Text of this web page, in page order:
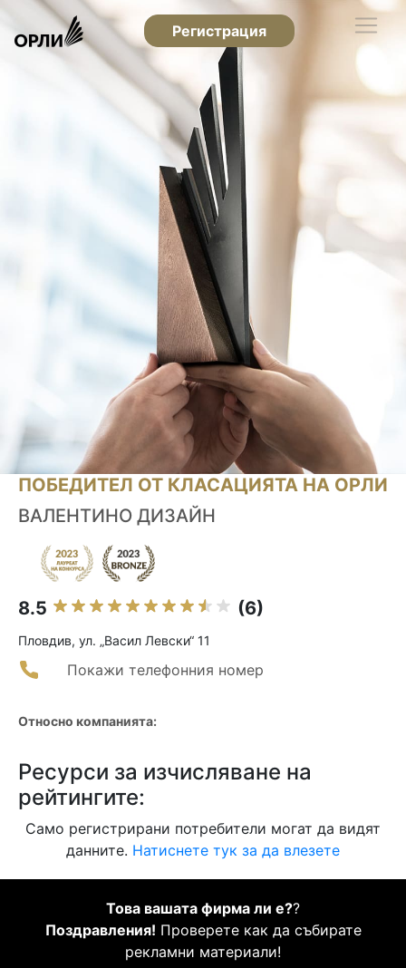
Регистрация
ПОБЕДИТЕЛ ОТ КЛАСАЦИЯТА НА ОРЛИ
ВАЛЕНТИНО ДИЗАЙН
8.5 (6)
Пловдив, ул. „Васил Левски“ 11
Покажи телефонния номер
Относно компанията:
Ресурси за изчисляване на
рейтингите:
Само регистрирани потребители могат да видят
данните. Натиснете тук за да влезете
Това вашата фирма ли е??
Поздравления! Проверете как да събирате
рекламни материали!